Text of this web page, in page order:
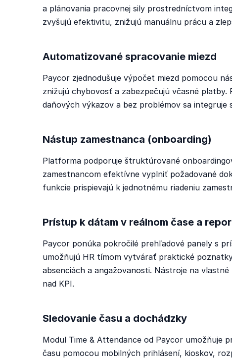
a plánovania pracovnej sily prostredníctvom
zvyšujú efektivitu, znižujú manuálnu prácu a
Automatizované spracovanie miezd
Paycor zjednodušuje výpočet miezd pomocou
znižujú chybovosť a zabezpečujú včasné
daňových výkazov a bez problémov sa integruje
Nástup zamestnanca (onboarding)
Platforma podporuje štruktúrované
zamestnancom efektívne vyplniť požadované
funkcie prispievajú k jednotnému riadeniu
Prístup k dátam v reálnom čase a
Paycor ponúka pokročilé prehľadové panely s
umožňujú HR tímom vytvárať praktické
absenciách a angažovanosti. Nástroje na
nad KPI.
Sledovanie času a dochádzky
Modul Time & Attendance od Paycor umožňuje
času pomocou mobilných prihlásení, kioskov,